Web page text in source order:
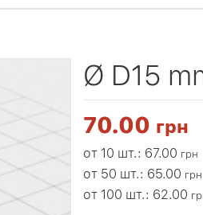
Ø D15
70.00 грн
от 10 шт.: 67.00 грн
от 50 шт.: 65.00 грн
от 100 шт.: 62.00